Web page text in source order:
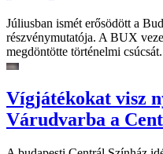
Júliusban ismét erősödött a
részvénymutatója. A BUX
megdöntötte történelmi csúcsát.
Vígjátékokat visz
Várudvarba a